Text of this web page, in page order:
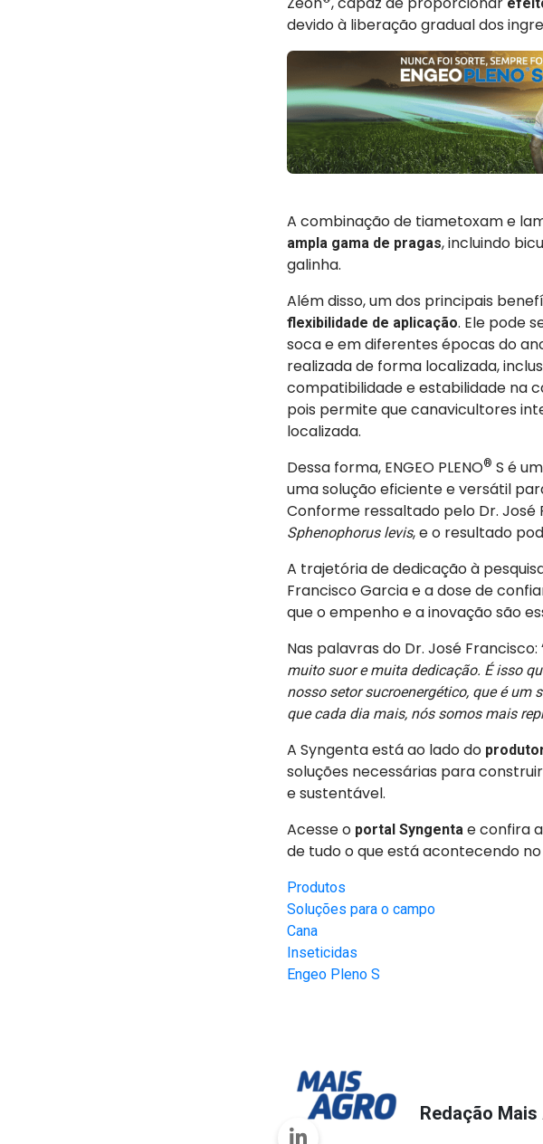
devido à liberação gradual dos
A combinação de tiametoxam e
ampla gama de pragas, incluindo
galinha.
Além disso, um dos principais
flexibilidade de aplicação. Ele pode
soca e em diferentes épocas do
realizada de forma localizada,
compatibilidade e estabilidade na
pois permite que canavicultores
localizada.
Dessa forma, ENGEO PLENO® S é
uma solução eficiente e versátil
Conforme ressaltado pelo Dr. José
Sphenophorus levis, e o resultado
A trajetória de dedicação à
Francisco Garcia e a dose de
que o empenho e a inovação são
Nas palavras do Dr. José Francisco:
muito suor e muita dedicação. É isso
nosso setor sucroenergético, que é um
que cada dia mais, nós somos mais
A Syngenta está ao lado do
soluções necessárias para
e sustentável.
Acesse o portal Syngentae confira
de tudo o que está acontecendo
Produtos
Soluções para o campo
Cana
Inseticidas
Engeo Pleno S
Redação